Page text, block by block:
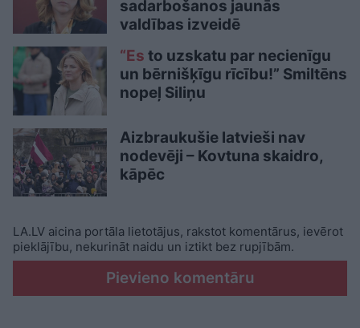
sadarbošanos jaunās
valdības izveidē
“Es to uzskatu par necienīgu
un bērnišķīgu rīcību!” Smiltēns
nopeļ Siliņu
Aizbraukušie latvieši nav
nodevēji – Kovtuna skaidro,
kāpēc
LA.LV aicina portāla lietotājus, rakstot komentārus, ievērot
pieklājību, nekurināt naidu un iztikt bez rupjībām.
Pievieno komentāru